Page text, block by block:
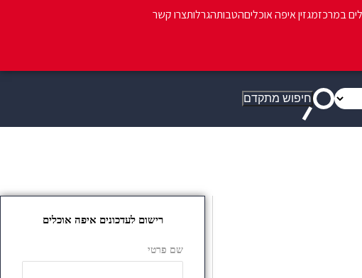
במרכזמגזין איפה אוכליםהטבותהגרלותצרו קשר
חיפוש מתקדם